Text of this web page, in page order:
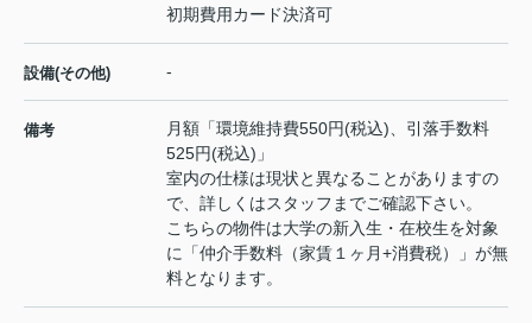
初期費用カード決済可
設備(その他) -
備考
月額「環境維持費550円(税込)、引落手数料
525円(税込)」
室内の仕様は現状と異なることがありますの
で、詳しくはスタッフまでご確認下さい。
こちらの物件は大学の新入生・在校生を対象
に「仲介手数料（家賃１ヶ月+消費税）」が無
料となります。